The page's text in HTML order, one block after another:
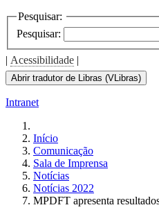
the
content.
Pesquisar:
Pesquisar:
| Acessibilidade |
Abrir tradutor de Libras (VLibras)
Intranet
Início
Comunicação
Sala de Imprensa
Notícias
Notícias 2022
MPDFT apresenta